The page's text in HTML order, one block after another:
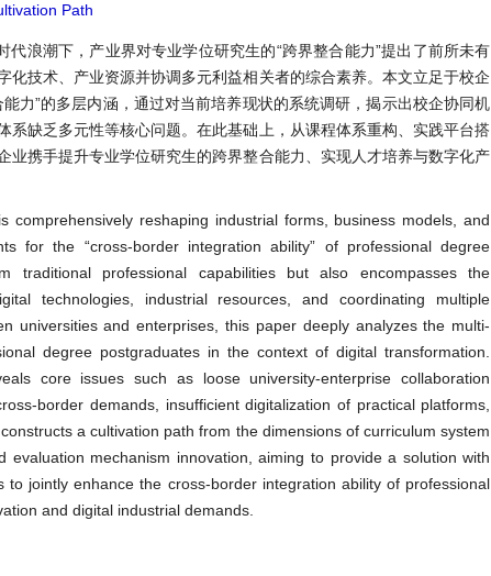
Path
浪潮下，产业界对专业学位研究生的“跨界整合能力”提出了前所未有
技术、产业资源并协调多元利益相关者的综合素养。本文立足于校企
力”的多层内涵，通过对当前培养现状的系统调研，揭示出校企协同机
缺乏多元性等核心问题。在此基础上，从课程体系重构、实践平台搭
携手提升专业学位研究生的跨界整合能力、实现人才培养与数字化产
reshaping industrial forms, business models, and
for the “cross-border integration ability” of professional degree
professional capabilities but also encompasses the
technologies, industrial resources, and coordinating multiple
universities and enterprises, this paper deeply analyzes the multi-
degree postgraduates in the context of digital transformation.
core issues such as loose university-enterprise collaboration
border demands, insufficient digitalization of practical platforms,
a cultivation path from the dimensions of curriculum system
mechanism innovation, aiming to provide a solution with
jointly enhance the cross-border integration ability of professional
and digital industrial demands.